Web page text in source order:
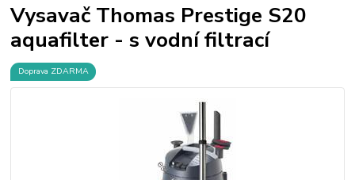
Vysavač Thomas Prestige S20
aquafilter - s vodní filtrací
Doprava ZDARMA